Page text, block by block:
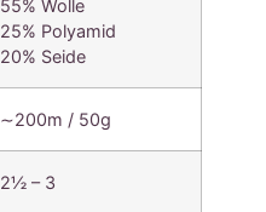
55% Wolle
25% Polyamid
20% Seide
∼200m / 50g
2½ – 3